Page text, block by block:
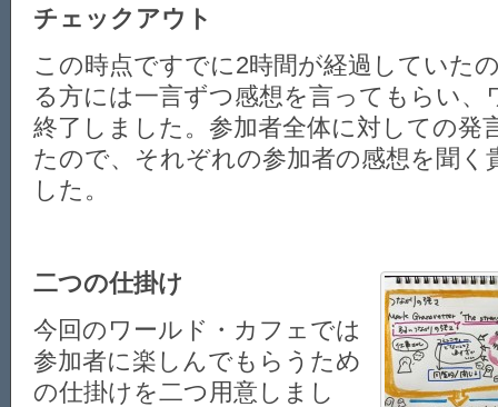
チェックアウト
この時点ですでに2時間が経過していた
る方には一言ずつ感想を言ってもらい、
終了しました。参加者全体に対しての発
たので、それぞれの参加者の感想を聞く
した。
二つの仕掛け
今回のワールド・カフェでは
参加者に楽しんでもらうため
の仕掛けを二つ用意しまし